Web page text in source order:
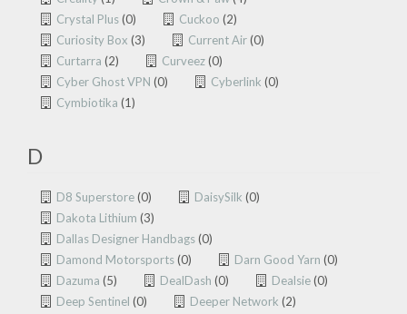
Crystal Plus(0) Cuckoo (2)
Curiosity Box (3) Current Air(0)
Curtarra (2) Curveez(0)
Cyber Ghost VPN (0) Cyberlink (0)
Cymbiotika (1)
D
D8 Superstore(0) DaisySilk (0)
Dakota Lithium (3)
Dallas Designer Handbags(0)
Damond Motorsports(0) Darn Good Yarn (0)
Dazuma (5) DealDash (0) Dealsie(0)
Deep Sentinel (0) Deeper Network (2)